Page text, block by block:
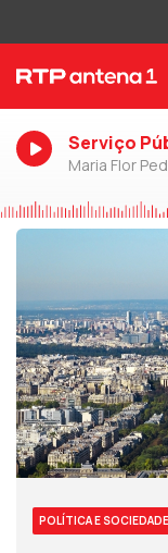
Serviço
Maria Flor
POLÍTICA E SOCIEDADE